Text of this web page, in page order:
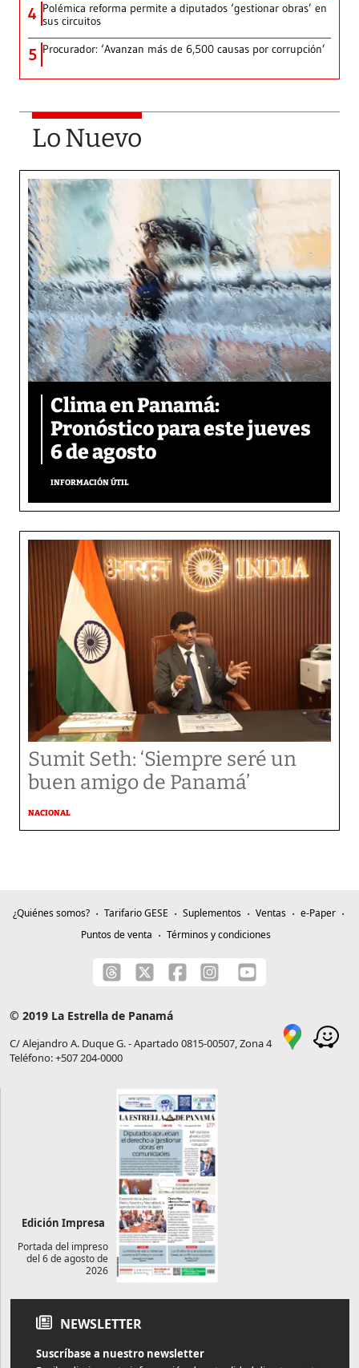
4 Polémica reforma permite a diputados ‘gestionar obras’ en
sus circuitos
5 Procurador: ‘Avanzan más de 6,500 causas por corrupción’
Lo Nuevo
Clima en Panamá:
Pronóstico para este jueves
6 de agosto
INFORMACIÓN ÚTIL
Sumit Seth: ‘Siempre seré un
buen amigo de Panamá’
NACIONAL
¿Quiénes somos? Tarifario GESE Suplementos Ventas
e-Paper
Puntos de venta
Términos y condiciones
© 2019 La Estrella de Panamá
C/ Alejandro A. Duque G. - Apartado 0815-00507, Zona 4
Teléfono: +507 204-0000
Edición Impresa
Portada del impreso
del 6 de agosto de
2026
NEWSLETTER
Suscríbase a nuestro newsletter